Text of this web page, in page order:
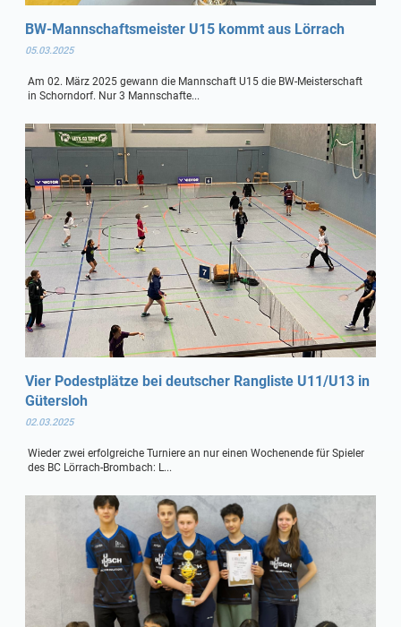
BW-Mannschaftsmeister U15 kommt aus Lörrach
05.03.2025
Am 02. März 2025 gewann die Mannschaft U15 die BW-Meisterschaft
in Schorndorf. Nur 3 Mannschafte...
Vier Podestplätze bei deutscher Rangliste U11/U13 in
Gütersloh
02.03.2025
Wieder zwei erfolgreiche Turniere an nur einen Wochenende für Spieler
des BC Lörrach-Brombach: L...